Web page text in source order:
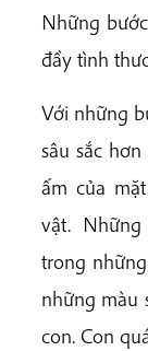
Những
đầy tình
Với những
sâu sắc
ấm của
vật.
trong
những màu
con. Con